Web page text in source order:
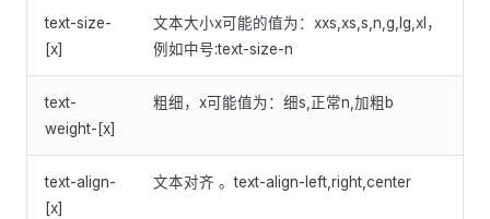
text-size-
[x]
文本大小x可能的值为：xxs,xs,s,n,g,lg,xl，
例如中号:text-size-n
text-
weight-[x]
粗细，x可能值为：细s,正常n,加粗b
text-align-
[x]
文本对齐 。text-align-left,right,center